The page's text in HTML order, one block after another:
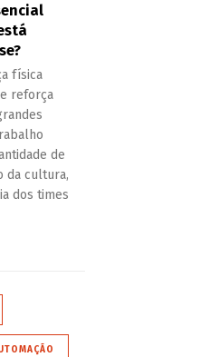
física
reforça
de
da cultura,
dos times